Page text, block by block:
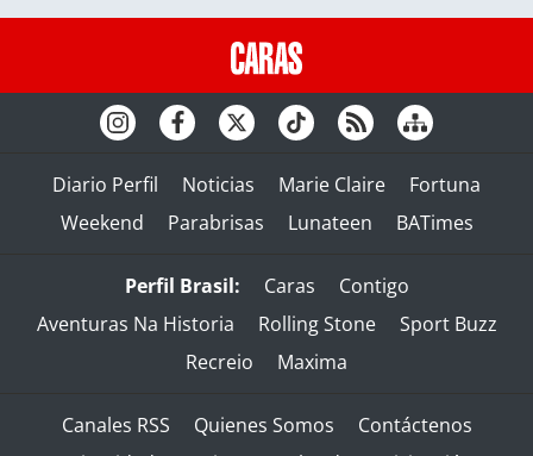
Diario Perfil Noticias Marie Claire
Fortuna
Weekend
Parabrisas Lunateen BATimes
Perfil Brasil: Caras
Contigo
Aventuras Na Historia
Rolling Stone
Sport Buzz
Recreio
Maxima
Canales RSS Quienes Somos
Contáctenos